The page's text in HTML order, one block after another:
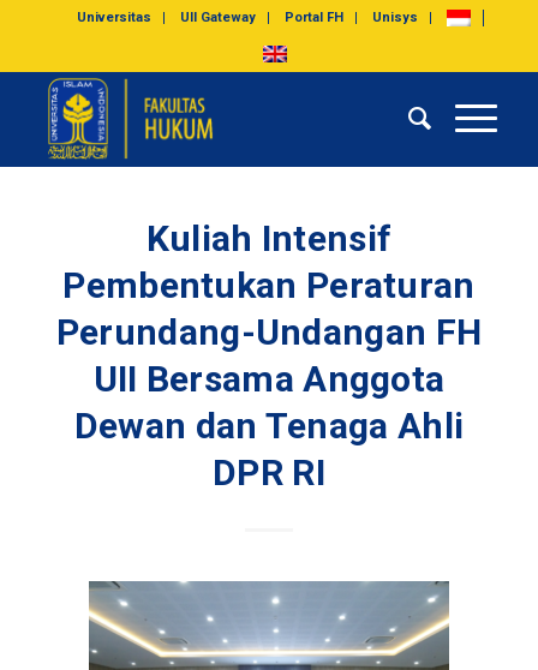
Universitas UII Gateway Portal FH Unisys
Kuliah Intensif
Pembentukan Peraturan
Perundang-Undangan FH
UII Bersama Anggota
Dewan dan Tenaga Ahli
DPR RI